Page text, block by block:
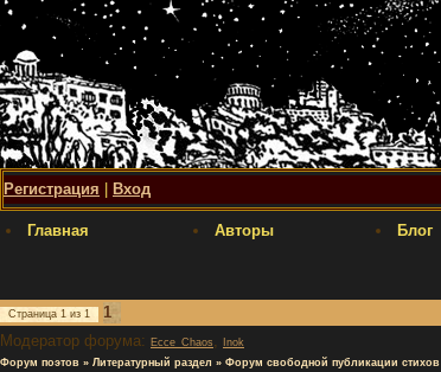
Регистрация Вход
Главная Авторы Блог
Страница 1 из 1
1
Модератор форума: Ecce_Chaos ,
Inok
Форум поэтов » Литературный раздел » Форум свободной публикации стихов